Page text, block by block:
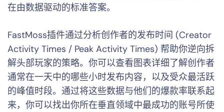
在由数据驱动的标准答案。
FastMoss插件通过分析创作者的发布时间 (Creator
Activity Times / Peak Activity Times) 帮助你逆向拆
解头部玩家的策略。你可以查看图表详细了解创作者
通常在一天中的哪些小时发布内容，以及受众最活跃
的峰值时段。通过将这些数据与他们的爆款率联系起
来，你可以找出你所在垂直领域中最成功的账号所使